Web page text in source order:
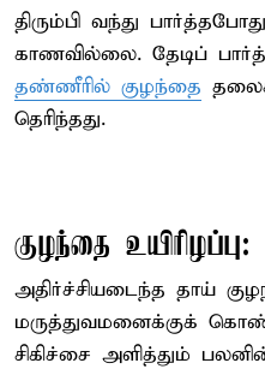
திரும்பி வந்து
காணவில்லை. தேடிப்
தண்ணீரில் குழந்தை
தெரிந்தது.
குழந்தை உயிரிழப்பு:
அதிர்ச்சியடைந்த தாய்
மருத்துவமனைக்குக்
சிகிச்சை அளித்தும்